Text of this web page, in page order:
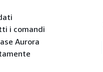
i comandi
Aurora